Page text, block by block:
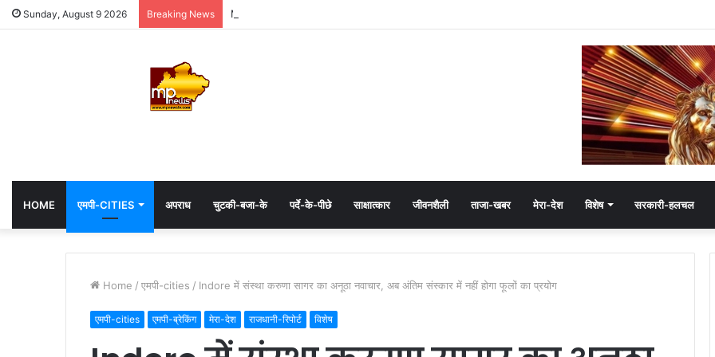
Sunday, August 9 2026 Breaking News MP: महाकाल के दरबार में अध्यक्ष हेमंत खंडेलवाल, BJP की मजबूती का मांगा आशीर्वाद
HOME एमपी-CITIES अपराध चुटकी-बजा-के पर्दे-के-पीछे साक्षात्कार जीवनशैली ताजा-खबर मेरा-देश विशेष सरकारी-हलचल
Home / एमपी-cities / Indore में संस्था करुणा सागर का अनूठा नवाचार, अब अंतिम संस्कार में नहीं होगा फूलों का प्रयोग
एमपी-cities एमपी-ब्रेकिंग मेरा-देश राजधानी-रिपोर्ट विशेष